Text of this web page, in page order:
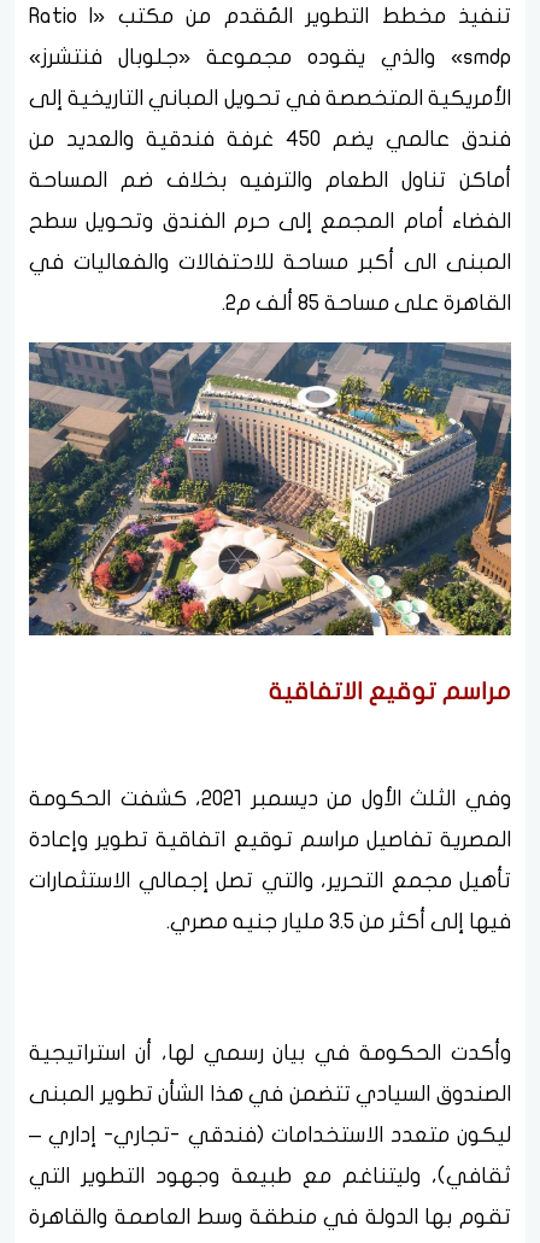
تنفيذ مخطط التطوير المُقدم من مكتب «Ratio |
smdp» والذي يقوده مجموعة «جلوبال فنتشرز»
الأمريكية المتخصصة في تحويل المباني التاريخية إلى
فندق عالمي يضم 450 غرفة فندقية والعديد من
أماكن تناول الطعام والترفيه بخلاف ضم المساحة
الفضاء أمام المجمع إلى حرم الفندق وتحويل سطح
المبنى الى أكبر مساحة للاحتفالات والفعاليات في
القاهرة على مساحة 85 ألف م2.
مراسم توقيع الاتفاقية
وفي الثلث الأول من ديسمبر 2021، كشفت الحكومة
المصرية تفاصيل مراسم توقيع اتفاقية تطوير وإعادة
تأهيل مجمع التحرير، والتي تصل إجمالي الاستثمارات
فيها إلى أكثر من 3.5 مليار جنيه مصري.
وأكدت الحكومة في بيان رسمي لها، أن استراتيجية
الصندوق السيادي تتضمن في هذا الشأن تطوير المبنى
ليكون متعدد الاستخدامات (فندقي -تجاري- إداري –
ثقافي)، وليتناغم مع طبيعة وجهود التطوير التي
تقوم بها الدولة في منطقة وسط العاصمة والقاهرة